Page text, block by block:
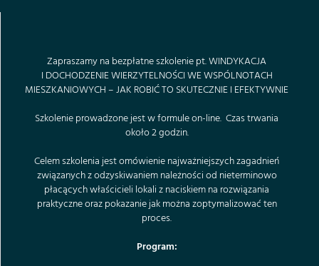
Zapraszamy na bezpłatne szkolenie pt. WINDYKACJA
I DOCHODZENIE WIERZYTELNOŚCI WE WSPÓLNOTACH
MIESZKANIOWYCH – JAK ROBIĆ TO SKUTECZNIE I EFEKTYWNIE
Szkolenie prowadzone jest w formule on-line. Czas trwania
około 2 godzin.
Celem szkolenia jest omówienie najważniejszych zagadnień
związanych z odzyskiwaniem należności od nieterminowo
płacących właścicieli lokali z naciskiem na rozwiązania
praktyczne oraz pokazanie jak można zoptymalizować ten
proces.
Program: